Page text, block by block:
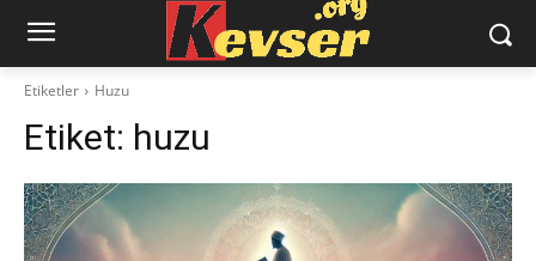
Etiketler Huzu
Etiket: huzu